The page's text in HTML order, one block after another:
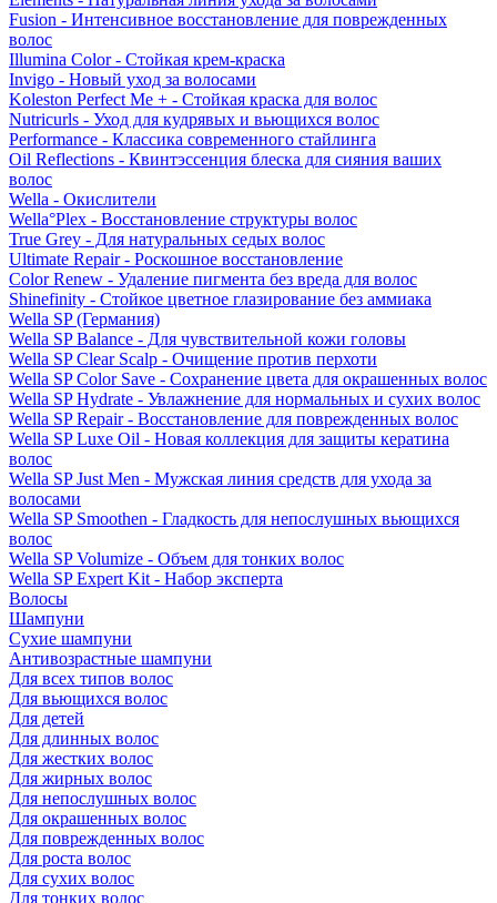
Fusion - Интенсивное восстановление для поврежденных
волос
Illumina Color - Стойкая крем-краска
Invigo - Новый уход за волосами
Koleston Perfect Me + - Стойкая краска для волос
Nutricurls - Уход для кудрявых и вьющихся волос
Performance - Классика современного стайлинга
Oil Reflections - Квинтэссенция блеска для сияния ваших
волос
Wella - Окислители
Wella°Plex - Восстановление структуры волос
True Grey - Для натуральных седых волос
Ultimate Repair - Роскошное восстановление
Color Renew - Удаление пигмента без вреда для волос
Shinefinity - Стойкое цветное глазирование без аммиака
Wella SP (Германия)
Wella SP Balance - Для чувствительной кожи головы
Wella SP Clear Scalp - Очищение против перхоти
Wella SP Color Save - Сохранение цвета для окрашенных волос
Wella SP Hydrate - Увлажнение для нормальных и сухих волос
Wella SP Repair - Восстановление для поврежденных волос
Wella SP Luxe Oil - Новая коллекция для защиты кератина
волос
Wella SP Just Men - Мужская линия средств для ухода за
волосами
Wella SP Smoothen - Гладкость для непослушных вьющихся
волос
Wella SP Volumize - Объем для тонких волос
Wella SP Expert Kit - Набор эксперта
Волосы
Шампуни
Сухие шампуни
Антивозрастные шампуни
Для всех типов волос
Для вьющихся волос
Для детей
Для длинных волос
Для жестких волос
Для жирных волос
Для непослушных волос
Для окрашенных волос
Для поврежденных волос
Для роста волос
Для сухих волос
Для тонких волос